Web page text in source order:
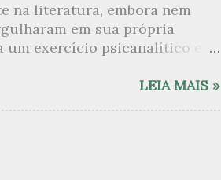
na literatura, embora nem
em sua própria
um exercício psicanalítico e
se desnudam, livros que
tem sido lida como uma das
nomes como o de Anaïs
LEIA MAIS »